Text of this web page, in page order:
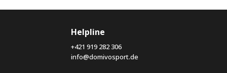
Helpline
+421 919 282 306
info@domivosport.de